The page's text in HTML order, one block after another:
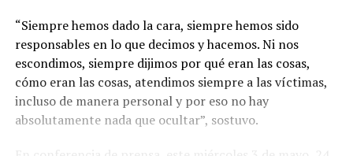
“Siempre hemos dado la cara, siempre hemos sido
responsables en lo que decimos y hacemos. Ni nos
escondimos, siempre dijimos por qué eran las cosas,
cómo eran las cosas, atendimos siempre a las víctimas,
incluso de manera personal y por eso no hay
absolutamente nada que ocultar”, sostuvo.